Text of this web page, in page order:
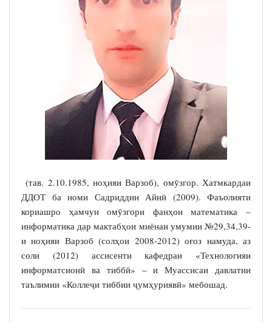
(тав. 2.10.1985, ноҳияи Варзоб), омӯзгор. Хатмкардаи
ДДОТ ба номи Садриддин Айнӣ (2009). Фаъолияти
кориашро ҳамчун омӯзгори фанҳои математика –
информатика дар мактабҳои миёнаи умумии №29,34,39-
и ноҳияи Варзоб (солҳои 2008-2012) оғоз намуда, аз
соли (2012) ассисенти кафедраи «Технологияи
информатсионӣ ва тиббӣ» – и Муассисаи давлатии
таълимии «Коллеҷи тиббии ҷумҳуриявӣ» мебошад.